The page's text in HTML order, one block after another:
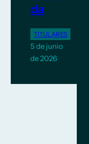
da
TITULARES
5 de junio
de 2026